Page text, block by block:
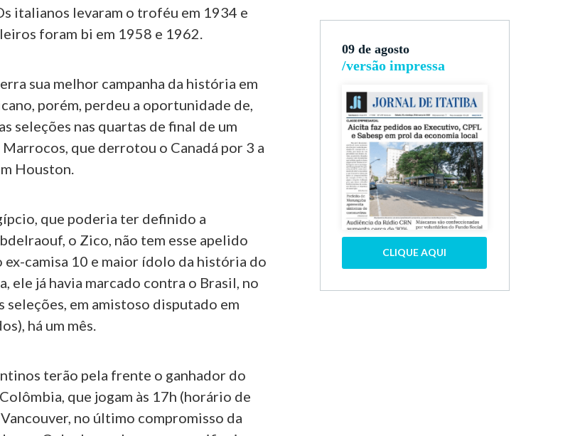
italianos levaram o troféu em 1934 e
foram bi em 1958 e 1962.
sua melhor campanha da história em
porém, perdeu a oportunidade de,
seleções nas quartas de final de um
que derrotou o Canadá por 3 a
Houston.
que poderia ter definido a
o Zico, não tem esse apelido
ex-camisa 10 e maior ídolo da história do
ele já havia marcado contra o Brasil, no
seleções, em amistoso disputado em
há um mês.
terão pela frente o ganhador do
que jogam às 17h (horário de
no último compromisso da
09 de agosto
/versão impressa
CLIQUE AQUI